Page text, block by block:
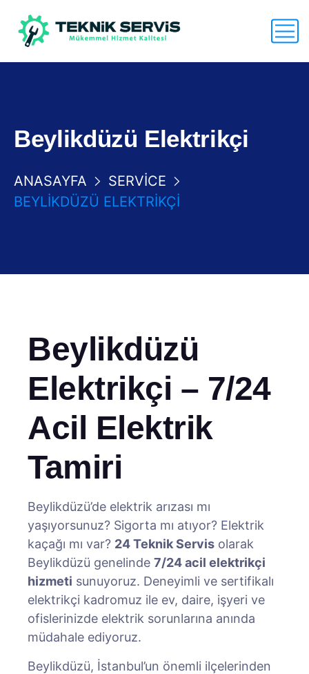
Beylikdüzü Elektrikçi
ANASAYFA
SERVICE
BEYLIKDÜZÜ ELEKTRIKÇI
Beylikdüzü
Elektrikçi – 7/24
Acil Elektrik
Tamiri
Beylikdüzü’de elektrik arızası mı
yaşıyorsunuz? Sigorta mı atıyor? Elektrik
kaçağı mı var? 24 Teknik Servis olarak
Beylikdüzü genelinde 7/24 acil elektrikçi
hizmeti sunuyoruz. Deneyimli ve sertifikalı
elektrikçi kadromuz ile ev, daire, işyeri ve
ofislerinizde elektrik sorunlarına anında
müdahale ediyoruz.
Beylikdüzü, İstanbul’un önemli ilçelerinden